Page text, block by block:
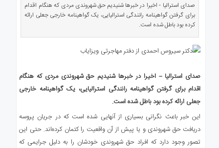
ارتباط
صدای استرالیا - اخیرا در خبرها شنیدیم حق شهروندی مردی که هنگام اقدام
برای گرفتن گواهینامه رانندگی استرالیایی، یک گواهینامه خارجی جعلی ارائه
کرده بود باطل شده است.
صدای استرالیا – اخیرا در خبرها شنیدیم حق شهروندی مردی که هنگام
اقدام برای گرفتن گواهینامه رانندگی استرالیایی، یک گواهینامه خارجی
جعلی ارائه کرده بود باطل شده است.
این خبر باعث نگرانی بسیاری از آنهایی شده است که در جریان پروسه
دریافت حق شهروندی و یا پیش از آن واقعیت را کتمان کرده‌اند. حتی این
تصور وجود دارد که افراد حق شهروندی خودشان را به دلیل جرایمی که